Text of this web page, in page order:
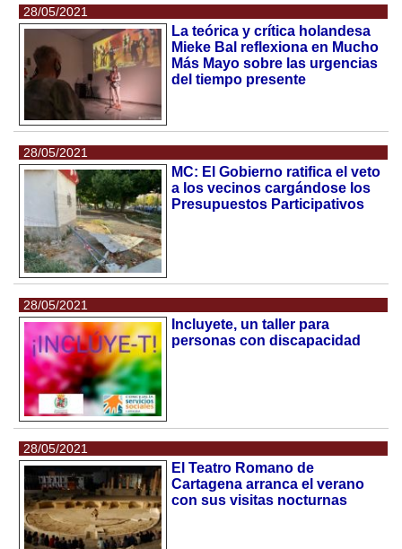
28/05/2021
La teórica y crítica holandesa
Mieke Bal reflexiona en Mucho
Más Mayo sobre las urgencias
del tiempo presente
28/05/2021
MC: El Gobierno ratifica el veto
a los vecinos cargándose los
Presupuestos Participativos
28/05/2021
Incluyete, un taller para
personas con discapacidad
28/05/2021
El Teatro Romano de
Cartagena arranca el verano
con sus visitas nocturnas